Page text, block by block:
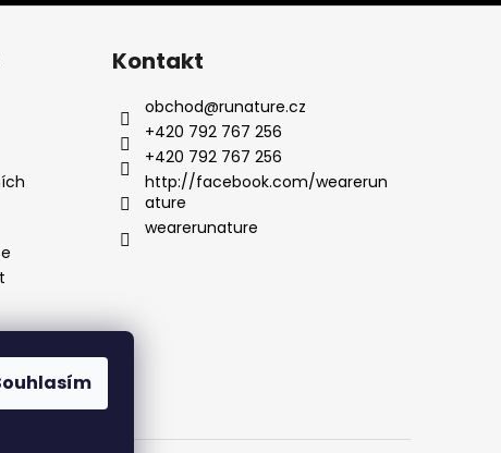
Kontakt
obchod@runature.cz
+420 792 767 256
+420 792 767 256
http://facebook.com/wearerun
ature
wearerunature